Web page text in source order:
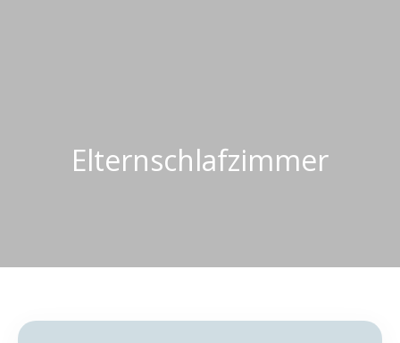
Elternschlafzimmer